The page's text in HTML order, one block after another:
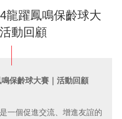
龍躍鳳鳴保齡球大
動回顧
鳴保齡球大賽｜活動回顧
一個促進交流、增進友誼的